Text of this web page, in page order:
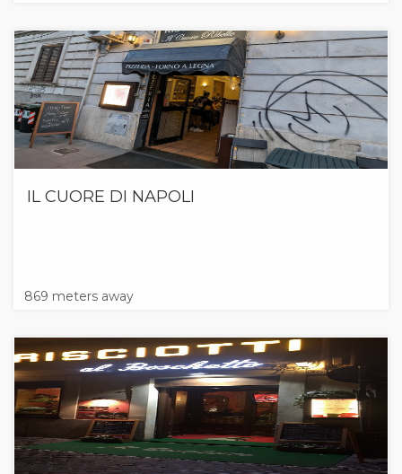
IL CUORE DI NAPOLI
869 meters away